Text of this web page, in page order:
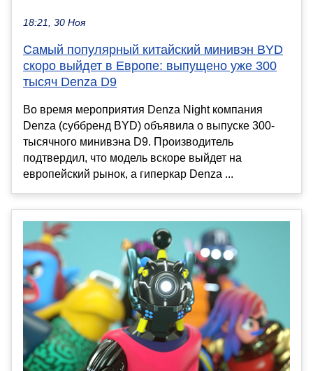
18:21, 30 Ноя
Самый популярный китайский минивэн BYD
скоро выйдет в Европе: выпущено уже 300
тысяч Denza D9
Во время мероприятия Denza Night компания
Denza (суббренд BYD) объявила о выпуске 300-
тысячного минивэна D9. Производитель
подтвердил, что модель вскоре выйдет на
европейский рынок, а гиперкар Denza ...